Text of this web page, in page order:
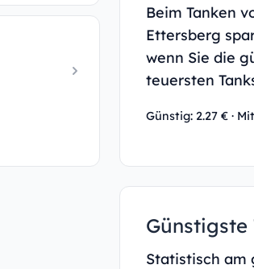
Beim Tanken
Ettersberg
wenn Sie die
teuersten
Günstig: 2.27 € ·
Günstigste
Statistisch am